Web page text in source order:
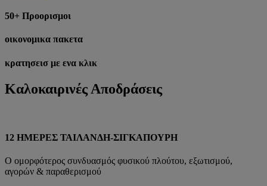
50+ Προορισμοι
οικονομικα πακετα
κρατησεισ με ενα κλικ
Καλοκαιρινές Αποδράσεις
12 ΗΜΕΡΕΣ ΤΑΙΛΑΝΔΗ-ΣΙΓΚΑΠΟΥΡΗ
Ο ομορφότερος συνδυασμός φυσικού πλούτου, εξωτισμού,
αγορών & παραθερισμού